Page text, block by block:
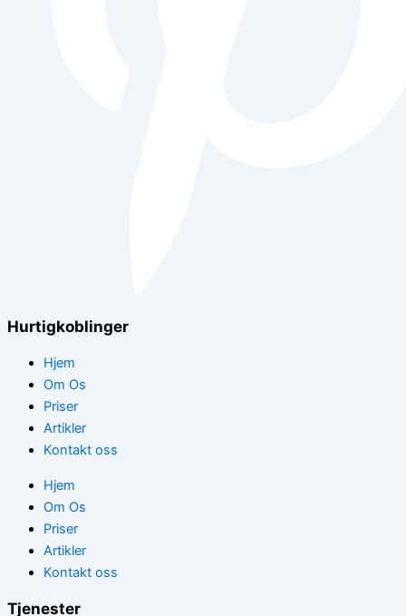
Hurtigkoblinger
Hjem
Om Os
Priser
Artikler
Kontakt oss
Hjem
Om Os
Priser
Artikler
Kontakt oss
Tjenester